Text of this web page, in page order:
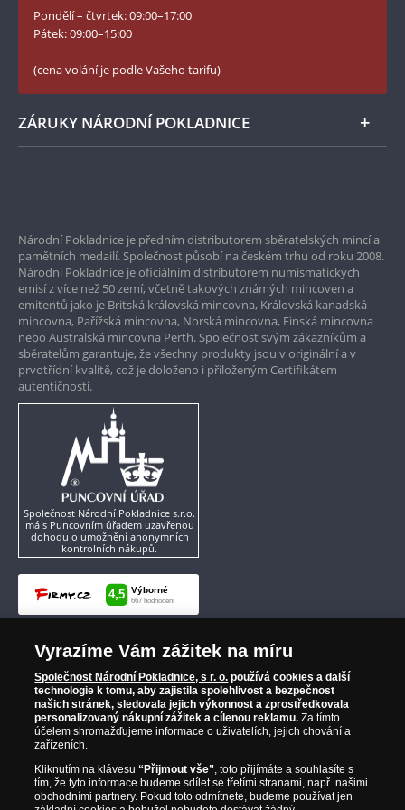
obklopené diamanty nebo monogramy poseté
drahokamy.
Numismatické novinky
Twitter Národní Pokladnice
LinkedIn Národní Pokladnice
Instagram Národní Pokladnice
Pondělí – čtvrtek: 09:00–17:00
Pátek: 09:00–15:00
(cena volání je podle Vašeho tarifu)
ZÁRUKY NÁRODNÍ POKLADNICE
Garance nejvyšší kvality
Pouze originální produkty
Národní Pokladnice je předním distributorem sběratelských mincí a
pamětních medailí. Společnost působí na českém trhu od roku 2008.
Národní Pokladnice je oficiálním distributorem numismatických
emisí z více než 50 zemí, včetně takových známých mincoven a
emitentů jako je Britská královská mincovna, Královská kanadská
mincovna, Pařížská mincovna, Norská mincovna, Finská mincovna
nebo Australská mincovna Perth. Společnost svým zákazníkům a
sběratelům garantuje, že všechny produkty jsou v originální a v
prvotřídní kvalitě, což je doloženo i přiloženým Certifikátem
autentičnosti.
Společnost Národní Pokladnice s.r.o.
má s Puncovním úřadem uzavřenou
dohodu o umožnění anonymních
kontrolních nákupů.
Vyrazíme Vám zážitek na míru
Společnost Národní Pokladnice, s r. o. používá cookies a další
technologie k tomu, aby zajistila spolehlivost a bezpečnost
našich stránek, sledovala jejich výkonnost a zprostředkovala
personalizovaný nákupní zážitek a cílenou reklamu. Za tímto
účelem shromažďujeme informace o uživatelích, jejich chování a
zařízeních.
Kliknutím na klávesu“Přijmout vše”, toto přijímáte a souhlasíte s
tím, že tyto informace budeme sdílet se třetími stranami, např. našimi
obchodními partnery. Pokud toto odmítnete, budeme používat jen